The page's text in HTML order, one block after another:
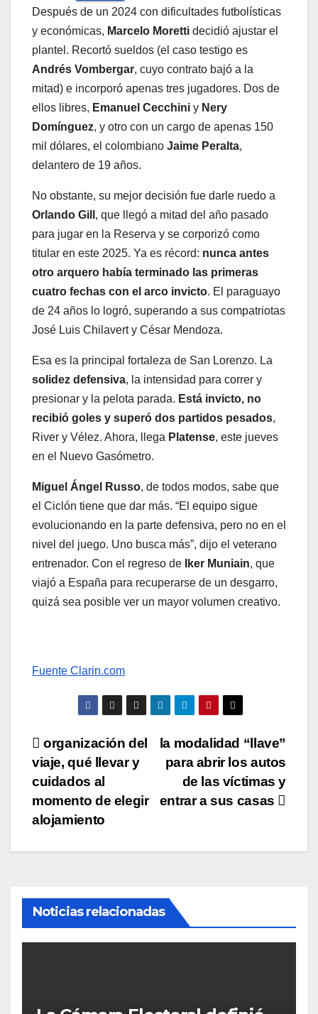
Después de un 2024 con dificultades futbolísticas
y económicas, Marcelo Moretti decidió ajustar el
plantel. Recortó sueldos (el caso testigo es
Andrés Vombergar, cuyo contrato bajó a la
mitad) e incorporó apenas tres jugadores. Dos de
ellos libres, Emanuel Cecchini y Nery
Domínguez, y otro con un cargo de apenas 150
mil dólares, el colombiano Jaime Peralta,
delantero de 19 años.
No obstante, su mejor decisión fue darle ruedo a
Orlando Gill , que llegó a mitad del año pasado
para jugar en la Reserva y se corporizó como
titular en este 2025. Ya es récord: nunca antes
otro arquero había terminado las primeras
cuatro fechas con el arco invicto. El paraguayo
de 24 años lo logró, superando a sus compatriotas
José Luis Chilavert y César Mendoza.
Esa es la principal fortaleza de San Lorenzo. La
solidez defensiva, la intensidad para correr y
presionar y la pelota parada. Está invicto, no
recibió goles y superó dos partidos pesados,
River y Vélez. Ahora, llega Platense, este jueves
en el Nuevo Gasómetro.
Miguel Ángel Russo, de todos modos, sabe que
el Ciclón tiene que dar más. “El equipo sigue
evolucionando en la parte defensiva, pero no en el
nivel del juego. Uno busca más”, dijo el veterano
entrenador. Con el regreso de
Iker Muniain, que
viajó a España para recuperarse de un desgarro,
quizá sea posible ver un mayor volumen creativo.
Fuente Clarin.com
Navegación
de
entradas
la modalidad “llave”
para abrir los autos
de las víctimas y
entrar a sus casas
organización del
viaje, qué llevar y
cuidados al
momento de elegir
alojamiento
Noticias relacionadas